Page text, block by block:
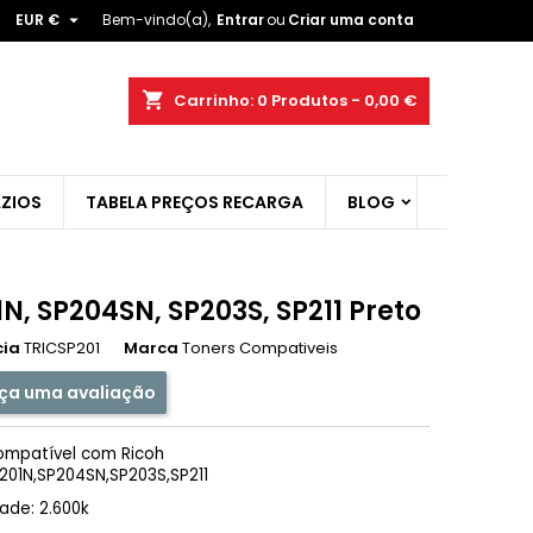
Bem-vindo(a), Entrarou Criar uma conta
EUR € 
shopping_cart Carrinho: 0 Produtos - 0,00 €
TABELA PREÇOS RECARGA BLOG
SP204SN, SP203S, SP211 Preto
TRICSP201 Marca Toners Compativeis
uma avaliação
com Ricoh
2.600k